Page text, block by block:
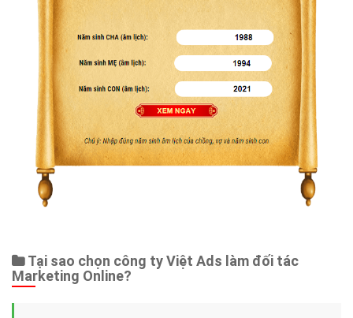
Tại sao chọn công ty Việt Ads làm đối tác
Marketing Online?